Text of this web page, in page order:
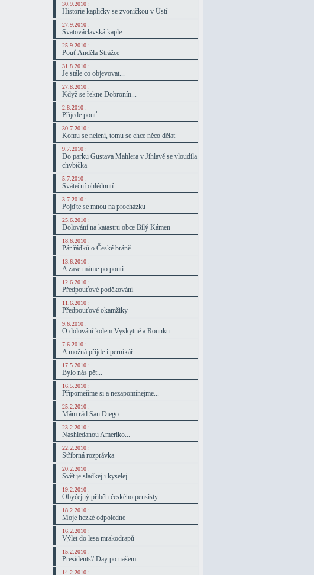
30.9.2010 :
Historie kapličky se zvoničkou v Ústí
27.9.2010 :
Svatováclavská kaple
25.9.2010 :
Pouť Anděla Strážce
31.8.2010 :
Je stále co objevovat...
27.8.2010 :
Když se řekne Dobronín...
2.8.2010 :
Přijede pouť...
30.7.2010 :
Komu se nelení, tomu se chce něco dělat
9.7.2010 :
Do parku Gustava Mahlera v Jihlavě se vloudila
chybička
5.7.2010 :
Sváteční ohlédnutí...
3.7.2010 :
Pojďte se mnou na procházku
25.6.2010 :
Dolování na katastru obce Bílý Kámen
18.6.2010 :
Pár řádků o České bráně
13.6.2010 :
A zase máme po pouti...
12.6.2010 :
Předpouťové poděkování
11.6.2010 :
Předpouťové okamžiky
9.6.2010 :
O dolování kolem Vyskytné a Rounku
7.6.2010 :
A možná přijde i perníkář...
17.5.2010 :
Bylo nás pět...
16.5.2010 :
Připomeňme si a nezapomínejme...
25.2.2010 :
Mám rád San Diego
23.2.2010 :
Nashledanou Ameriko...
22.2.2010 :
Stříbrná rozprávka
20.2.2010 :
Svět je sladkej i kyselej
19.2.2010 :
Obyčejný příběh českého pensisty
18.2.2010 :
Moje hezké odpoledne
16.2.2010 :
Výlet do lesa mrakodrapů
15.2.2010 :
Presidents\' Day po našem
14.2.2010 :